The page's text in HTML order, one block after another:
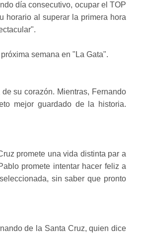
día consecutivo, ocupar el TOP
horario al superar la primera hora
semana en "La Gata".
su corazón. Mientras, Fernando
mejor guardado de la historia.
promete una vida distinta par a
promete intentar hacer feliz a
sin saber que pronto
de la Santa Cruz, quien dice